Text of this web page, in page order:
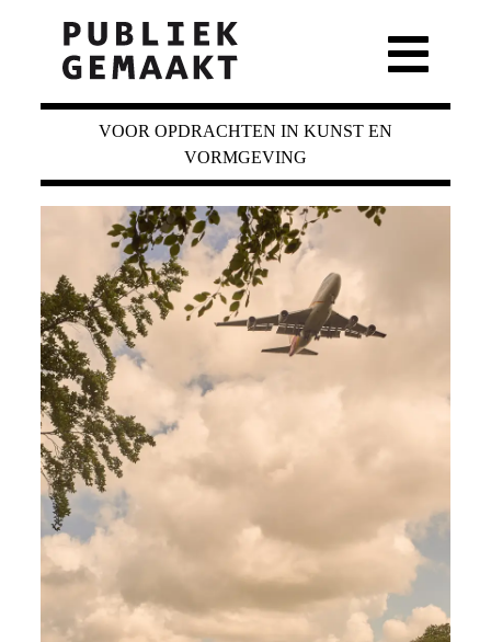
VOOR OPDRACHTEN IN KUNST EN
VORMGEVING